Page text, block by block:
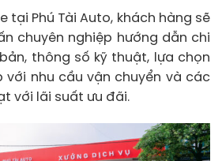
tại Phú Tài Auto, khách hàng sẽ
chuyên nghiệp hướng dẫn chi
thông số kỹ thuật, lựa chọn
với nhu cầu vận chuyển và các
với lãi suất ưu đãi.